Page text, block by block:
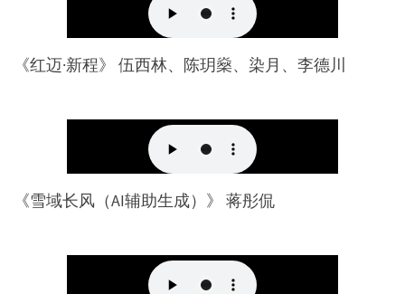
《红迈·新程》 伍西林、陈玥燊、染月、李德川
《雪域长风（AI辅助生成）》 蒋彤侃